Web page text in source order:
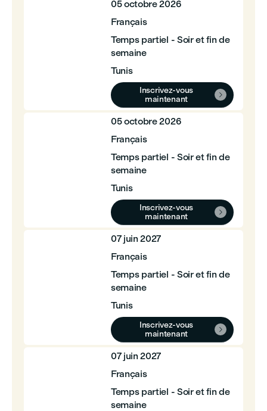
05 octobre 2026
Français
Temps partiel - Soir et fin de
semaine
Tunis
Inscrivez-vous
maintenant

05 octobre 2026
Français
Temps partiel - Soir et fin de
semaine
Tunis
Inscrivez-vous
maintenant

07 juin 2027
Français
Temps partiel - Soir et fin de
semaine
Tunis
Inscrivez-vous
maintenant

07 juin 2027
Français
Temps partiel - Soir et fin de
semaine